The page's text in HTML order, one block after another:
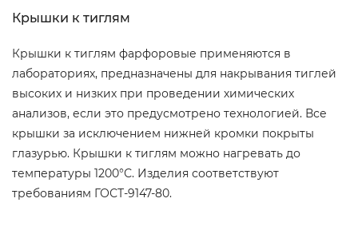
Крышки к тиглям
Крышки к тиглям фарфоровые применяются в
лабораториях, предназначены для накрывания тиглей
высоких и низких при проведении химических
анализов, если это предусмотрено технологией. Все
крышки за исключением нижней кромки покрыты
глазурью. Крышки к тиглям можно нагревать до
температуры 1200°С. Изделия соответствуют
требованиям ГОСТ-9147-80.